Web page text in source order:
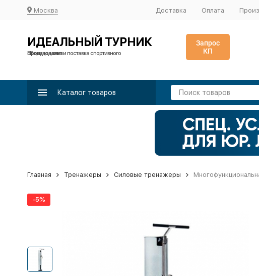
Москва Доставка Оплата
ИДЕАЛЬНЫЙ ТУРНИК
Производство и поставка спортивного оборудования
Запрос
КП
Каталог товаров
Главная Тренажеры Силовые тренажеры
-5%